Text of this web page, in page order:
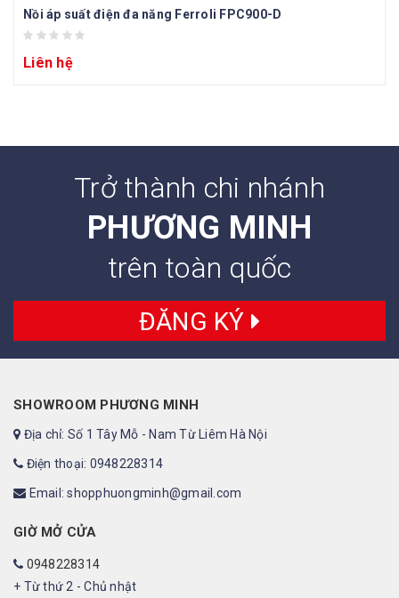
Nồi áp suất điện đa năng Ferroli FPC900-D
Liên hệ
Trở thành chi nhánh
PHƯƠNG MINH
trên toàn quốc
ĐĂNG KÝ
SHOWROOM PHƯƠNG MINH
Địa chỉ: Số 1 Tây Mỗ - Nam Từ Liêm Hà Nội
Điện thoại: 0948228314
Email: shopphuongminh@gmail.com
GIỜ MỞ CỬA
0948228314
+ Từ thứ 2 - Chủ nhật